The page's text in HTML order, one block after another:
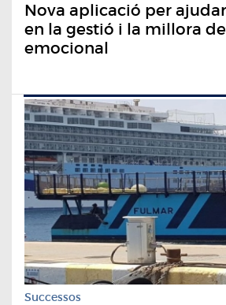
Nova aplicació per
en la gestió i la millora
emocional
Successos